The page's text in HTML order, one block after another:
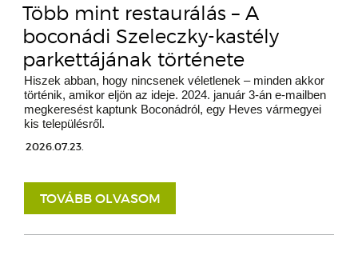
Több mint restaurálás – A
boconádi Szeleczky-kastély
parkettájának története
Hiszek abban, hogy nincsenek véletlenek – minden akkor
történik, amikor eljön az ideje. 2024. január 3-án e-mailben
megkeresést kaptunk Boconádról, egy Heves vármegyei
kis településről.
2026.07.23.
TOVÁBB OLVASOM